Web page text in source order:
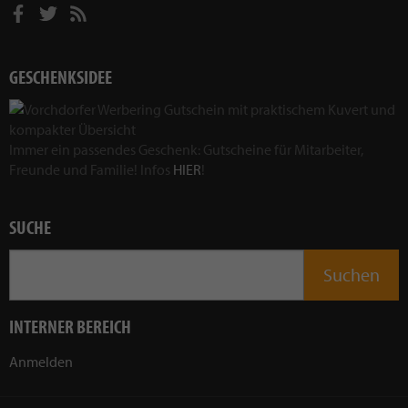
GESCHENKSIDEE
Immer ein passendes Geschenk: Gutscheine für Mitarbeiter,
Freunde und Familie! Infos HIER!
SUCHE
INTERNER BEREICH
Anmelden